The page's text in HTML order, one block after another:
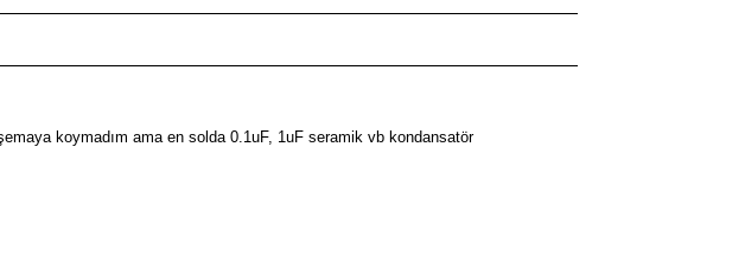
koymadım ama en solda 0.1uF, 1uF seramik vb kondansatör